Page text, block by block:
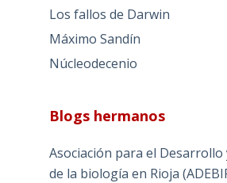
Los fallos de Darwin
Máximo Sandín
Núcleodecenio
Blogs hermanos
Asociación para el Desarrollo
de la biología en Rioja